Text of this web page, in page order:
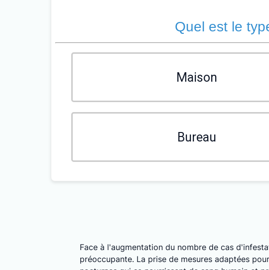
Quel est le
Maison
Bureau
Face à l'augmentation du nombre de cas
préoccupante. La prise de mesures adaptées